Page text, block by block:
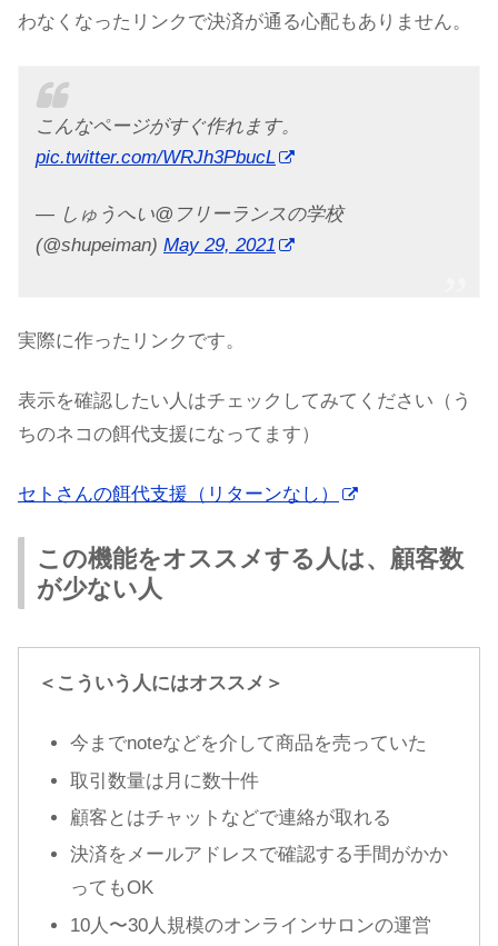
わなくなったリンクで決済が通る心配もありません。
こんなページがすぐ作れます。
pic.twitter.com/WRJh3PbucL
— しゅうへい@フリーランスの学校
(@shupeiman) May 29, 2021
実際に作ったリンクです。
表示を確認したい人はチェックしてみてください（う
ちのネコの餌代支援になってます）
セトさんの餌代支援（リターンなし）
この機能をオススメする人は、顧客数
が少ない人
＜こういう人にはオススメ＞
今までnoteなどを介して商品を売っていた
取引数量は月に数十件
顧客とはチャットなどで連絡が取れる
決済をメールアドレスで確認する手間がかか
ってもOK
10人〜30人規模のオンラインサロンの運営